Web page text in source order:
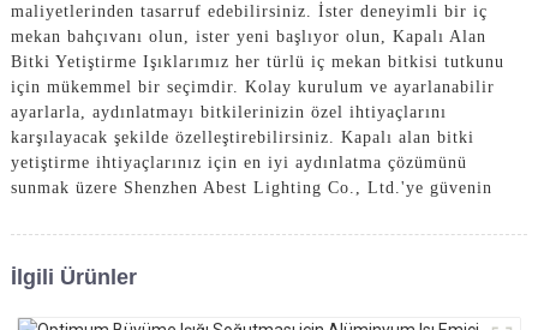
maliyetlerinden tasarruf edebilirsiniz. İster deneyimli bir iç
mekan bahçıvanı olun, ister yeni başlıyor olun, Kapalı Alan
Bitki Yetiştirme Işıklarımız her türlü iç mekan bitkisi tutkunu
için mükemmel bir seçimdir. Kolay kurulum ve ayarlanabilir
ayarlarla, aydınlatmayı bitkilerinizin özel ihtiyaçlarını
karşılayacak şekilde özelleştirebilirsiniz. Kapalı alan bitki
yetiştirme ihtiyaçlarınız için en iyi aydınlatma çözümünü
sunmak üzere Shenzhen Abest Lighting Co., Ltd.'ye güvenin
İlgili Ürünler